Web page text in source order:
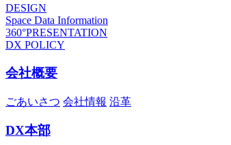
DESIGN
Space Data Information
360°PRESENTATION
DX POLICY
会社概要
ごあいさつ 会社情報 沿革
DX本部